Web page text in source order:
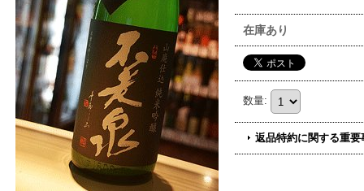
在庫あり
数量:
返品特約に関する重要